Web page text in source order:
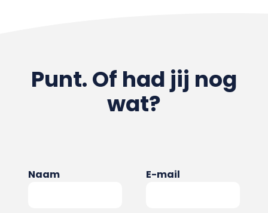
Punt. Of had jij nog
wat?
Naam E-mail